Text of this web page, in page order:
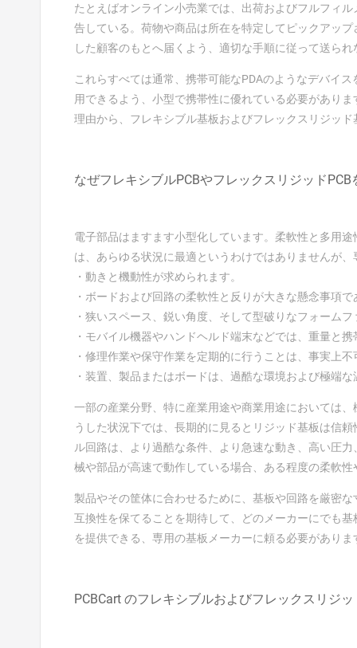
たとえばオンライン小売業では、出荷およびフルフィ
告している。荷物や商品は所在を特定してピックアッ
した顧客のもとへ届くよう、適切な手順に従って送ら
これらすべては通常、携帯可能なPDAのようなデバイ
用できるよう、小型で携帯性に優れている必要があり
理由から、フレキシブル基板およびフレックスリジッ
なぜフレキシブルPCBやフレックスリジッドPCB
電子部品はますます小型化しています。柔軟性と多用
は、あらゆる状況に最適というわけではありませんが
・動きと機動性が求められます。
・ボードおよび回路の柔軟性と反りが大きな懸念事項で
・狭いスペース、鋭い角度、そして型破りなフォーム
・モバイル機器やハンドヘルド端末などでは、重量と
・修理作業や保守作業を定期的に行うことは、事実上
・装置、製品またはボードは、過酷な環境および極端
一部の産業分野、特に産業用途や商業用途においては
うした状況下では、長期的に見るとリジッド基板は信
ル回路は、より過酷な条件、より急速な動き、高い圧
械や部品が高速で動作している場合、ある程度の柔軟
製品やその筐体に合わせるために、基板や回路を厳密
互換性を保てることを期待して、どのメーカーにでも
を提供できる、専用の基板メーカーに頼る必要がありま
PCBCart のフレキシブルおよびフレックスリジ